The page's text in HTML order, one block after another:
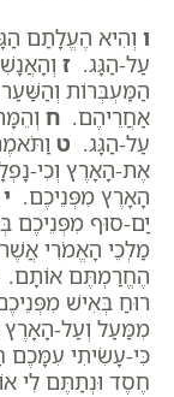
ו וְהִיא הֶעֱלָתַם
עַל-הַגָּג. ז
הַמַּעְבְּרוֹת וְהַשַּׁעַר
אַחֲרֵיהֶם. ח
עַל-הַגָּג. ט
אֶת-הָאָרֶץ וְכִי-
הָאָרֶץ מִפְּנֵיכֶם. י
יַם-סוּף מִפְּנֵיכֶם
מַלְכֵי הָאֱמֹרִי
הֶחֱרַמְתֶּם אוֹתָם.
רוּחַ בְּאִישׁ
מִמַּעַל וְעַל-
כִּי-עָשִׂיתִי
חֶסֶד וּנְתַתֶּם לִי